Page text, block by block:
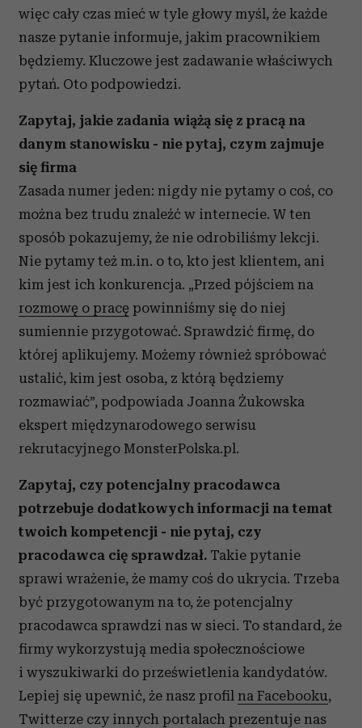
więc cały czas mieć w tyle głowy myśl, że każde
nasze pytanie informuje, jakim pracownikiem
będziemy. Kluczowe jest zadawanie właściwych
pytań. Oto podpowiedzi.
Zapytaj, jakie zadania wiążą się z pracą na
danym stanowisku - nie pytaj, czym zajmuje
się firma
Zasada numer jeden: nigdy nie pytamy o coś, co
można bez trudu znaleźć w internecie. W ten
sposób pokazujemy, że nie odrobiliśmy lekcji.
Nie pytamy też m.in. o to, kto jest klientem, ani
kim jest ich konkurencja. „Przed pójściem na
rozmowę o pracę powinniśmy się do niej
sumiennie przygotować. Sprawdzić firmę, do
której aplikujemy. Możemy również spróbować
ustalić, kim jest osoba, z którą będziemy
rozmawiać”, podpowiada Joanna Żukowska
ekspert międzynarodowego serwisu
rekrutacyjnego MonsterPolska.pl.
Zapytaj, czy potencjalny pracodawca
potrzebuje dodatkowych informacji na temat
twoich kompetencji - nie pytaj, czy
pracodawca cię sprawdzał. Takie pytanie
sprawi wrażenie, że mamy coś do ukrycia. Trzeba
być przygotowanym na to, że potencjalny
pracodawca sprawdzi nas w sieci. To standard, że
firmy wykorzystują media społecznościowe
i wyszukiwarki do prześwietlenia kandydatów.
Lepiej się upewnić, że nasz profil na Facebooku,
Twitterze czy innych portalach prezentuje nas